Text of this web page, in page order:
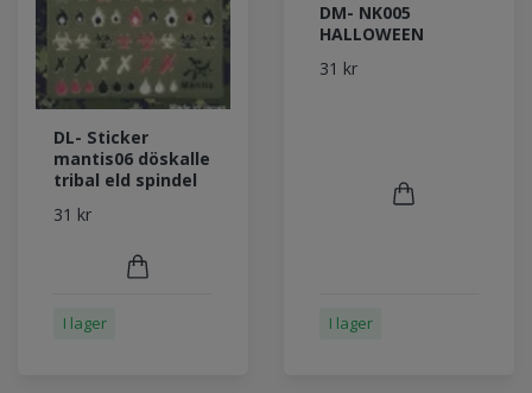
DL- Sticker
mantis06 döskalle
tribal eld spindel
31 kr
I lager
DM- NK005
HALLOWEEN
31 kr
I lager